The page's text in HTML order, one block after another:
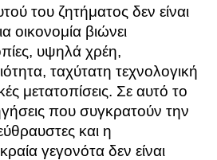
του ζητήματος δεν είναι
οικονομία βιώνει
υψηλά χρέη,
ταχύτατη τεχνολογική
μετατοπίσεις. Σε αυτό το
που συγκρατούν την
και η
γεγονότα δεν είναι